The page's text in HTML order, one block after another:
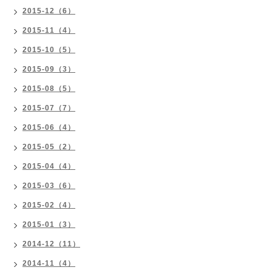
2015-12（6）
2015-11（4）
2015-10（5）
2015-09（3）
2015-08（5）
2015-07（7）
2015-06（4）
2015-05（2）
2015-04（4）
2015-03（6）
2015-02（4）
2015-01（3）
2014-12（11）
2014-11（4）